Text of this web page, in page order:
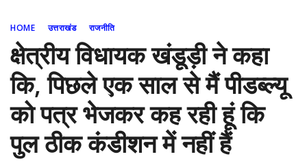
HOME उत्तराखंड राजनीति
क्षेत्रीय विधायक खंडूड़ी ने कहा
कि, पिछले एक साल से मैं पीडब्ल्यू
को पत्र भेजकर कह रही हूं कि
पुल ठीक कंडीशन में नहीं हैं